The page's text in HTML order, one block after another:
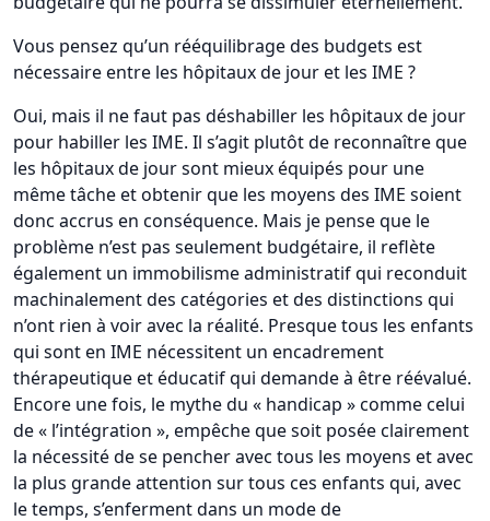
Vous pensez qu’un rééquilibrage des budgets est
nécessaire entre les hôpitaux de jour et les IME ?
Oui, mais il ne faut pas déshabiller les hôpitaux de jour
pour habiller les IME. Il s’agit plutôt de reconnaître que
les hôpitaux de jour sont mieux équipés pour une
même tâche et obtenir que les moyens des IME soient
donc accrus en conséquence. Mais je pense que le
problème n’est pas seulement budgétaire, il reflète
également un immobilisme administratif qui reconduit
machinalement des catégories et des distinctions qui
n’ont rien à voir avec la réalité. Presque tous les enfants
qui sont en IME nécessitent un encadrement
thérapeutique et éducatif qui demande à être réévalué.
Encore une fois, le mythe du « handicap » comme celui
de « l’intégration », empêche que soit posée clairement
la nécessité de se pencher avec tous les moyens et avec
la plus grande attention sur tous ces enfants qui, avec
le temps, s’enferment dans un mode de